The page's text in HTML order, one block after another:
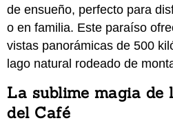
de ensueño, perfecto para
o en familia. Este paraíso
vistas panorámicas de 500
lago natural rodeado de
La sublime magia de
del Café